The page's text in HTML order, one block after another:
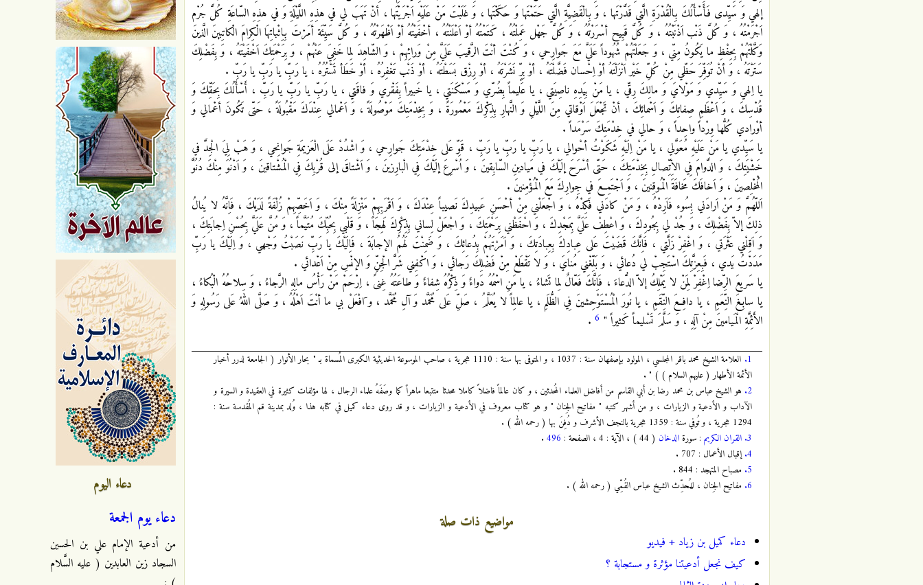
إلهي وَ سَيِّدى فَأَسْأَلُكَ بِالْقُدْرَةِ الَّتي قَدَّرْتَها ، وَ بِالْقَضِيَّةِ الَّتي حَتَمْتَها وَ حَكَمْتَها ، وَ غَلَبْتَ مَنْ عَلَيْهِ اَجْرَيْتَها ، أنْ تَهَبَ لي في هذِهِ اللَّيْلَةِ وَ في هذِهِ السّاعَةِ كُلَّ جُرْم
اَجْرَمْتُهُ ، وَ كُلَّ ذَنْب اَذْنَبْتُهُ ، وَ كُلَّ قَبِيح أسْرَرْتُهُ ، وَ كُلَّ جَهْل عَمِلْتُهُ ، كَتَمْتُهُ أوْ اَعْلَنْتُهُ ، أخْفَيْتُهُ أوْ اَظْهَرْتُهُ ، وَ كُلَّ سَيِّئَة أمَرْتَ بِاِثْباتِهَا الْكِرامَ الْكاتِبينَ الَّذينَ
وَكَّلْتَهُمْ بِحِفْظِ ما يَكُونُ مِنّي ، وَ جَعَلْتَهُمْ شُهُوداً عَلَيَّ مَعَ جَوارِحي ، وَ كُنْتَ أنْتَ الرَّقيبَ عَلَيَّ مِنْ وَرائِهِمْ ، وَ الشّاهِدَ لِما خَفِيَ عَنْهُمْ ، وَ بِرَحْمَتِكَ اَخْفَيْتَهُ ، وَ بِفَضْلِكَ
سَتَرْتَهُ ، وَ أنْ تُوَفِّرَ حَظّي مِنْ كُلِّ خَيْر اَنْزَلْتَهُ أوْ اِحْسان فَضَّلْتَهُ ، أوْ بِرٍّ نَشَرْتَهُ ، أوْ رِزْق بَسَطْتَهُ ، أوْ ذَنْب تَغْفِرُهُ ، أوْ خَطَأ تَسْتُرُهُ ، يا رَبِّ يا رَبِّ يا رَبِّ .
يا اِلهي وَ سَيِّدي وَ مَوْلايَ وَ مالِكَ رِقّي ، يا مَنْ بِيَدِهِ ناصِيَتي ، يا عَليماً بِضُرّي وَ مَسْكَنَتي ، يا خَبيراً بِفَقْري وَ فاقَتي ، يا رَبِّ يا رَبِّ يا رَبِّ ، أَسْأَلُكَ بِحَقِّكَ وَ
قُدْسِكَ ، وَ اَعْظَمِ صِفاتِكَ وَ اَسْمائِكَ ، أنْ تَجْعَلَ اَوْقاتي مِنَ اللَّيْلِ وَ النَّهارِ بِذِكْرِكَ مَعْمُورَةً ، وَ بِخِدْمَتِكَ مَوْصُولَةً ، وَ اَعْمالي عِنْدَكَ مَقْبُولَةً ، حَتّى تَكُونَ أعْمالي وَ
أوْرادي كُلُّها وِرْداً واحِداً ، وَ حالي في خِدْمَتِكَ سَرْمَداً .
يا سَيِّدي يا مَنْ عَلَيْهِ مُعَوَّلي ، يا مَنْ اِلَيْهِ شَكَوْتُ أحْوالي ، يا رَبِّ يا رَبِّ يا رَبِّ ، قَوِّ عَلى خِدْمَتِكَ جَوارِحي ، وَ اشْدُدْ عَلَى الْعَزيمَةِ جَوانِحي ، وَ هَبْ لِيَ الْجِدَّ في
خَشْيَتِكَ ، وَ الدَّوامَ فِي الاِْتِّصالِ بِخِدْمَتِكَ ، حَتّى أسْرَحَ إلَيْكَ في مَيادينِ السّابِقينَ ، وَ اُسْرِعَ إلَيْكَ فِي الْبارِزينَ ، وَ اَشْتاقَ إلى قُرْبِكَ فِي الْمُشْتاقينَ ، وَ اَدْنُوَ مِنْكَ دُنُوَّ
الُْمخْلِصينَ ، وَ اَخافَكَ مَخافَةَ الْمُوقِنينَ ، وَ اَجْتَمِعَ في جِوارِكَ مَعَ الْمُؤْمِنينَ .
اَللّهُمَّ وَ مَنْ اَرادَني بِسُوء فَاَرِدْهُ ، وَ مَنْ كادَني فَكِدْهُ ، وَ اجْعَلْني مِنْ أحْسَنِ عَبيدِكَ نَصيباً عِنْدَكَ ، وَ اَقْرَبِهِمْ مَنْزِلَةً مِنْكَ ، وَ اَخَصِّهِمْ زُلْفَةً لَدَيْكَ ، فَاِنَّهُ لا يُنالُ
ذلِكَ إلاّ بِفَضْلِكَ ، وَ جُدْ لي بِجُودِكَ ، وَ اعْطِفْ عَلَيَّ بِمَجْدِكَ ، وَ احْفَظْني بِرَحْمَتِكَ ، وَ اجْعَلْ لِساني بِذِكْرِكَ لَهِجَاً ، وَ قَلْبي بِحُبِّكَ مُتَيَّماً ، وَ مُنَّ عَلَيَّ بِحُسْنِ اِجابَتِكَ ،
وَ اَقِلْني عَثْرَتي ، وَ اغْفِرْ زَلَّتي ، فَاِنَّكَ قَضَيْتَ عَلى عِبادِكَ بِعِبادَتِكَ ، وَ اَمَرْتَهُمْ بِدُعائِكَ ، وَ ضَمِنْتَ لَهُمُ الإجابَةَ ، فَاِلَيْكَ يا رَبِّ نَصَبْتُ وَجْهي ، وَ اِلَيْكَ يا رَبِّ
مَدَدْتُ يَدي ، فَبِعِزَّتِكَ اسْتَجِبْ لي دُعائي ، وَ بَلِّغْني مُنايَ ، وَ لا تَقْطَعْ مِنْ فَضْلِكَ رَجائي ، وَ اكْفِني شَرَّ الْجِنِّ وَ الإنْسِ مِنْ اَعْدائي .
يا سَريعَ الرِّضا اِغْفِرْ لِمَنْ لا يَمْلِكُ إلاّ الدُّعاءَ ، فَاِنَّكَ فَعّالٌ لِما تَشاءُ ، يا مَنِ اسْمُهُ دَواءٌ وَ ذِكْرُهُ شِفاءٌ وَ طاعَتُهُ غِنىً ، اِرْحَمْ مَنْ رَأْسُ مالِهِ الرَّجاءُ ، وَ سِلاحُهُ الْبُكاءُ ،
يا سابِـغَ النِّعَمِ ، يا دافِعَ النِّقَمِ ، يا نُورَ الْمُسْتَوْحِشينَ فِي الظُّلَمِ ، يا عالِماً لا يُعَلَّمُ ، صَلِّ عَلى مُحَمَّد وَ آلِ مُحَمَّد ، و َافْعَلْ بي ما أنْتَ اَهْلُهُ ، وَ صَلَّى اللهُ عَلى رَسُولِهِ وَ
الأَئِمَّةِ الْمَيامينَ مِنْ آلِهِ ، وَ سَلَّمَ تَسْليماً كَثيراً " 6
.
1.
العلامة الشيخ محمد باقر المجلسي ، المولود بإصفهان سنة : 1037 ، و المتوفى بها سنة : 1110 هجرية ، صاحب الموسوعة الحديثية الكبرى المُسماة بـ " بحار الأنوار ( الجامعة لدرر أخبار
الأئمة الأطهار ( عليهم السلام ) ) " .
2. هو الشيخ عباس بن محمد رضا بن أبي القاسم من أفاضل العلماء المُحدثين ، و كان عالماً فاضلاً كاملا محدثا متتبعا ماهراً كما وصَفَهُ علماء الرجال ، لها مؤلفات كثيرة في العقيدة و السيرة و
الآداب و الأدعية و الزيارات ، و من أشهر كتبه " مفاتيح الجِنان " و هو كتاب معروف في الأدعية و الزيارات ، و قد روى دعاء كميل في كتابه هذا ، وُلد بمدينة قم المُقدسة سنة :
1294 هجرية ، و تُوفي سنة : 1359 هجرية بالنجف الأشرف و دُفِنَ بها ( رحمه الله ) .
3. القران الكريم : سورةالدخان ( 44 ) ، الآية : 4 ، الصفحة : 496
.
4. إقبال ‏الأعمال : 707 .
5. مصباح ‏المتهجد : 844 .
6. مفاتيح الجِنان ، للمُحدِّث الشيخ عباس القُمِّي ( رحمه الله ) .
مواضيع ذات صلة
دعاء كميل بن زياد + فيديو
كيف نجعل أدعيتنا مؤثرة و مستجابة ؟
دعاء اليوم
دعاء يوم الجمعة
من أدعية الإمام علي بن الحسين
السجاد زين العابدين ( عليه السَّلام